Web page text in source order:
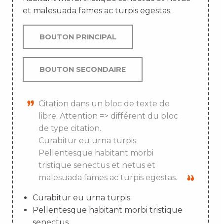
et malesuada fames ac turpis egestas.
BOUTON PRINCIPAL
BOUTON SECONDAIRE
Citation dans un bloc de texte de
libre. Attention => différent du bloc
de type citation.
Curabitur eu urna turpis.
Pellentesque habitant morbi
tristique senectus et netus et
malesuada fames ac turpis egestas.
Curabitur eu urna turpis.
Pellentesque habitant morbi tristique